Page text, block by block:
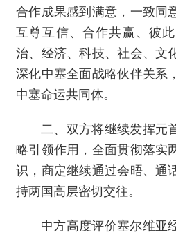
合作成果感到满意，一致同
互尊互信、合作共赢、彼
治、经济、科技、社会、文
深化中塞全面战略伙伴关系
中塞命运共同体。
二、双方将继续发挥元
略引领作用，全面贯彻落实
识，商定继续通过会晤、通
持两国高层密切交往。
中方高度评价塞尔维亚